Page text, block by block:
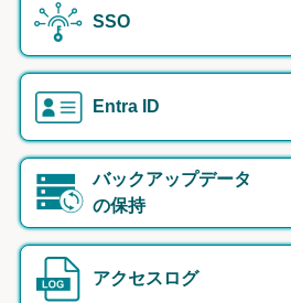
SSO
Entra ID
バックアップデータ
の保持
アクセスログ